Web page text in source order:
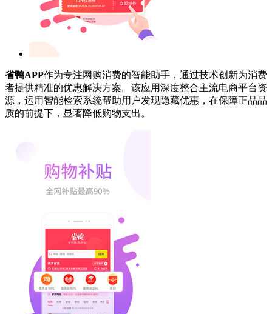
省鸭APP作为专注网购消费的智能助手，通过技术创新为消费
者提供精准的优惠解决方案。该应用深度整合主流电商平台资
源，运用智能检索系统帮助用户发现隐藏优惠，在保障正品品
质的前提下，显著降低购物支出。